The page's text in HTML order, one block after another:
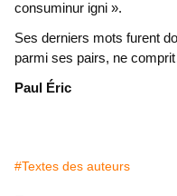
consuminur igni ».
Ses derniers mots furent
parmi ses pairs, ne
Paul Éric
#Textes des auteurs